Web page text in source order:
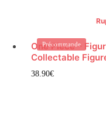
Précommande
One Piece –
Collectable
38.90€